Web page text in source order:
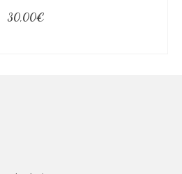
30,00€